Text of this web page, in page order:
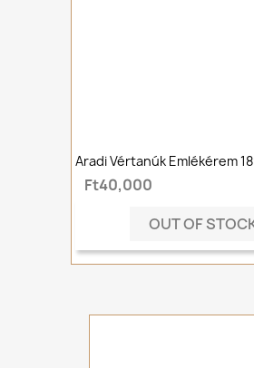
Aradi Vértanúk Emlékérem
Ft40,000
OUT OF